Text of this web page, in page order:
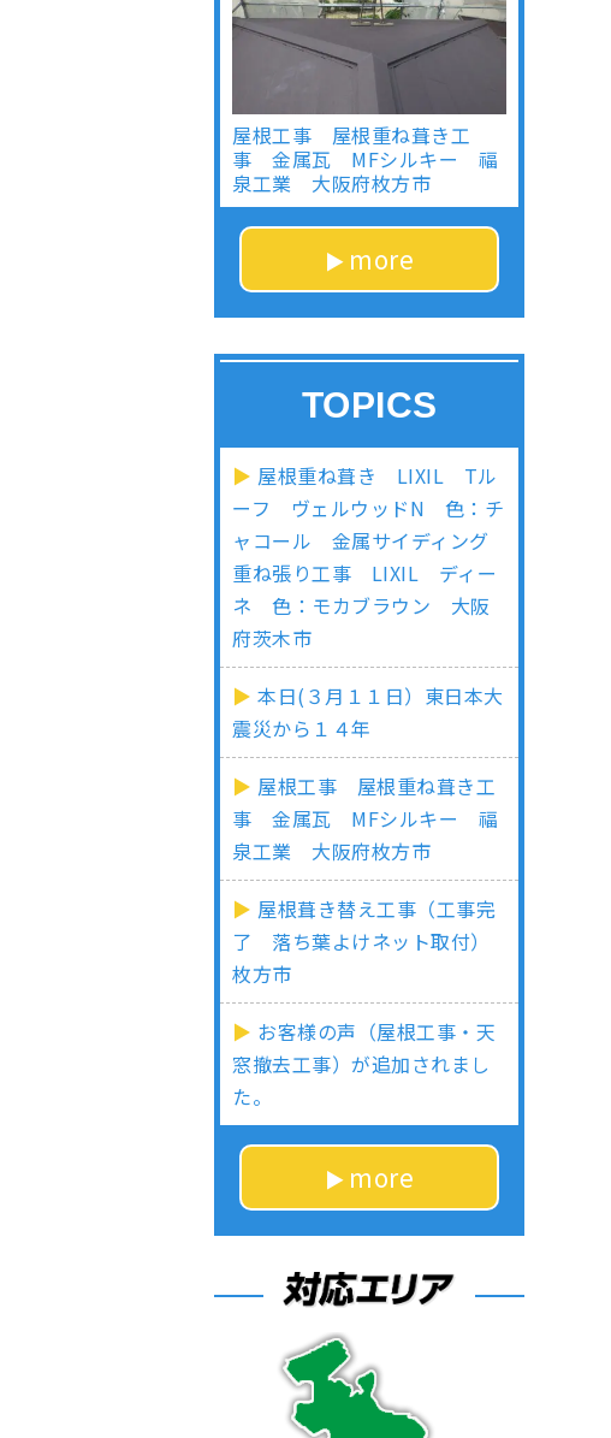
屋根工事 屋根重ね葺き工
事 金属瓦 MFシルキー 福
泉工業 大阪府枚方市
more
TOPICS
屋根重ね葺き LIXIL Tル
ーフ ヴェルウッドN 色：チ
ャコール 金属サイディング
重ね張り工事 LIXIL ディー
ネ 色：モカブラウン 大阪
府茨木市
本日(３月１１日）東日本大
震災から１４年
屋根工事 屋根重ね葺き工
事 金属瓦 MFシルキー 福
泉工業 大阪府枚方市
屋根葺き替え工事（工事完
了 落ち葉よけネット取付）
枚方市
お客様の声（屋根工事・天
窓撤去工事）が追加されまし
た。
more